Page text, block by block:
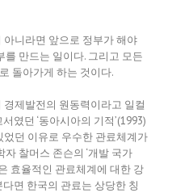
니라면 앞으로 정부가 해야
를 만드는 일이다. 그리고 모든
돌아가게 하는 것이다.
제발전의 원동력이라고 일컬
였던 ‘동아시아의 기적’(1993)
던 이유로 우수한 관료체계가
찰머스 존슨의 ‘개발 국가
효율적인 관료체계에 대한 강
면 한국의 관료는 상당한 칭